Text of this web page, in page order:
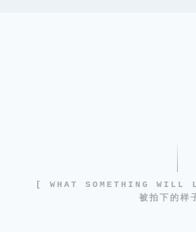
[ WHAT SOMETHING WILL
被拍下的样